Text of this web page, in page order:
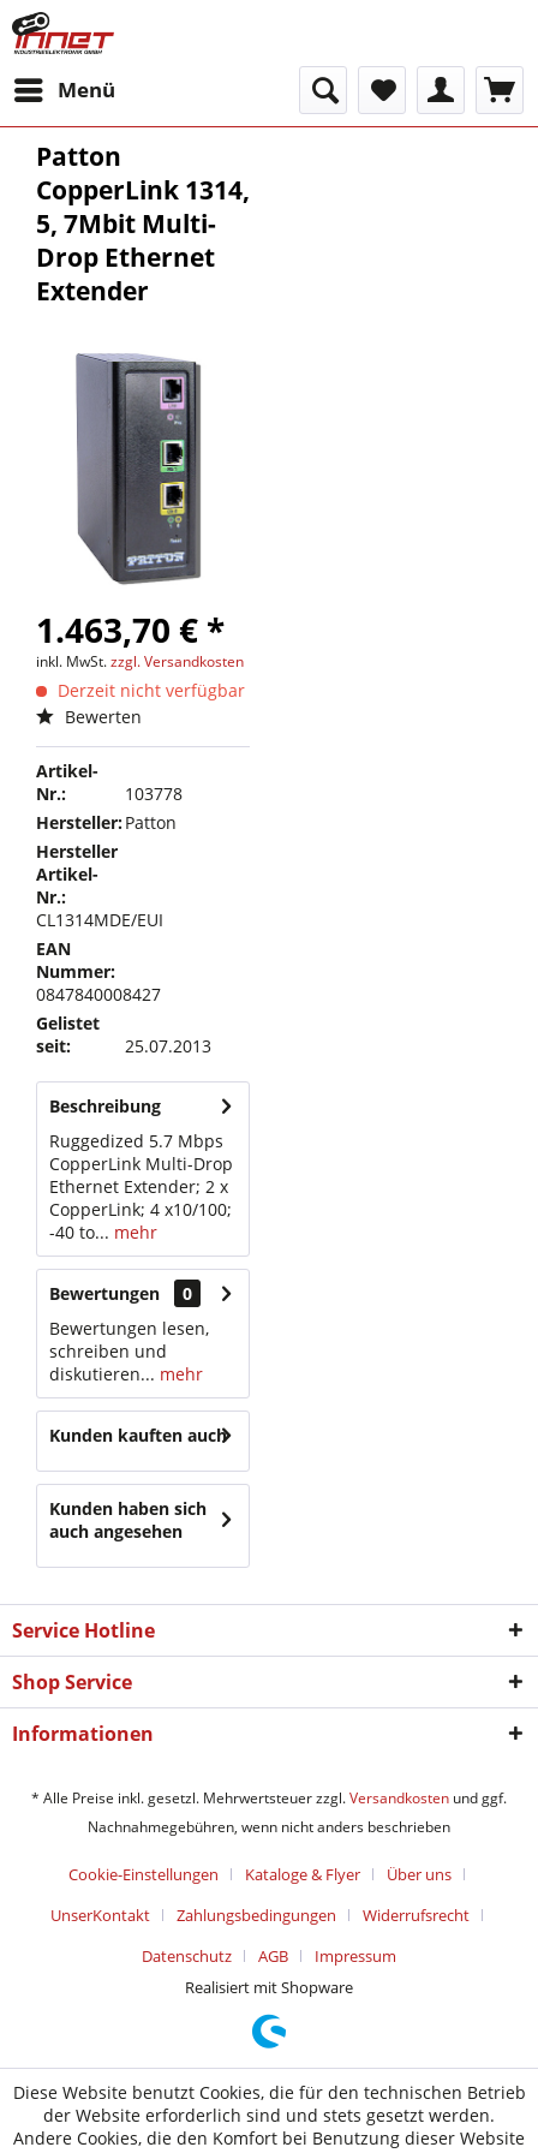
Menü
Patton
CopperLink 1314,
5, 7Mbit Multi-
Drop Ethernet
Extender
1.463,70 € *
inkl. MwSt.zzgl. Versandkosten
Derzeit nicht verfügbar
Bewerten
Artikel-
Nr.:
103778
Hersteller:Patton
Hersteller
Artikel-
Nr.:
CL1314MDE/EUI
EAN
Nummer:
0847840008427
Gelistet
seit:
25.07.2013
Beschreibung
Ruggedized 5.7 Mbps
CopperLink Multi-Drop
Ethernet Extender; 2 x
CopperLink; 4 x10/100;
-40 to... mehr
Bewertungen
0
Bewertungen lesen,
schreiben und
diskutieren... mehr
Kunden kauften auch
Kunden haben sich
auch angesehen
Service Hotline
Shop Service
Informationen
* Alle Preise inkl. gesetzl. Mehrwertsteuer zzgl.Versandkosten und ggf.
Nachnahmegebühren, wenn nicht anders beschrieben
Cookie-Einstellungen Kataloge & Flyer
Über uns
UnserKontakt
Zahlungsbedingungen
Widerrufsrecht
Datenschutz
AGB
Impressum
Realisiert mit Shopware
Diese Website benutzt Cookies, die für den technischen Betrieb
der Website erforderlich sind und stets gesetzt werden.
Andere Cookies, die den Komfort bei Benutzung dieser Website